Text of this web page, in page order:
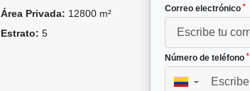
Área Privada: 12800 m²
Estrato: 5
Correo electrónico *
Número de teléfono *
▼